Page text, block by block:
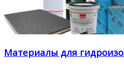
Материалы для